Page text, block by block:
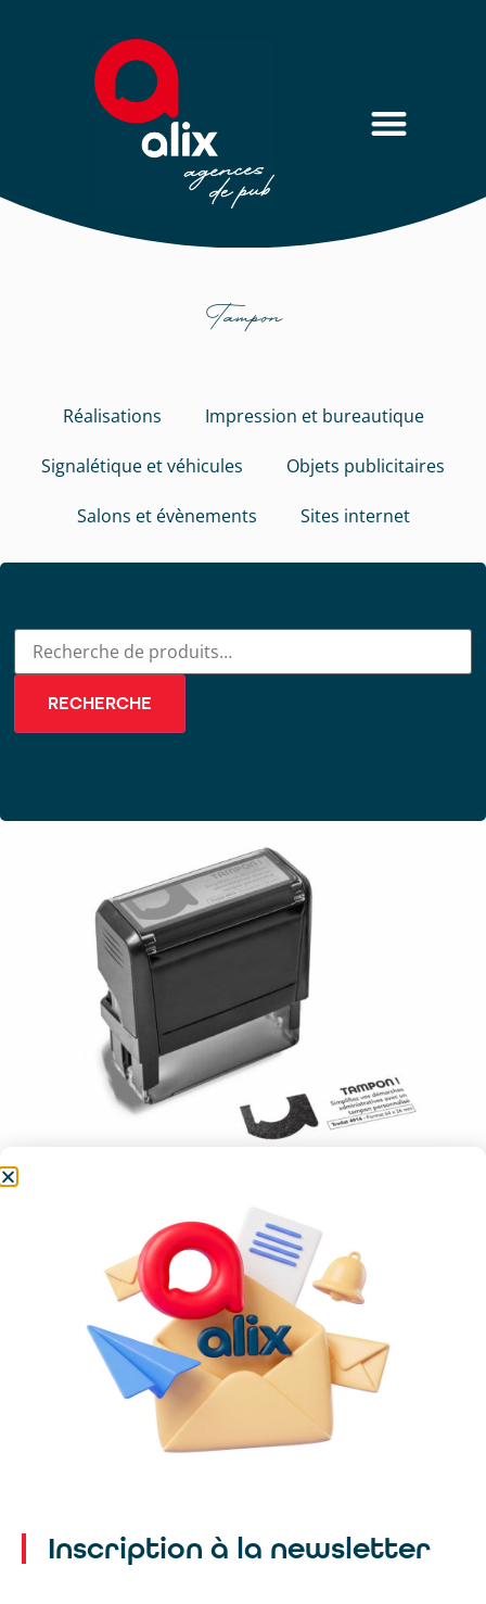
Tampon
Réalisations Impression et bureautique
Signalétique et véhicules Objets publicitaires
Salons et évènements Sites internet
RECHERCHE
Tampon
Pour marquer vos papiers et faciliter vos
démarches professionnelles.
Catégorie : Impression et bureautique
Inscription à la newsletter